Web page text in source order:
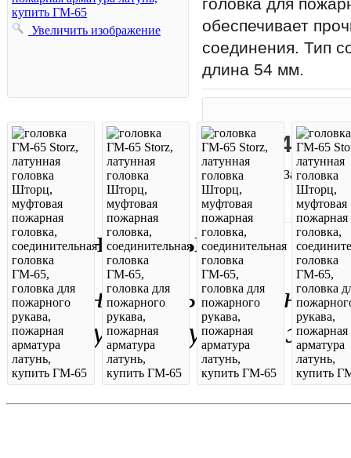
Увеличить изображение
головка для
обеспечивает
соединения. Тип
длина 54 мм.
Цена: 4100
Задать
ОписаниеОтзывы
* Окончательную цену
пожалуйста, у